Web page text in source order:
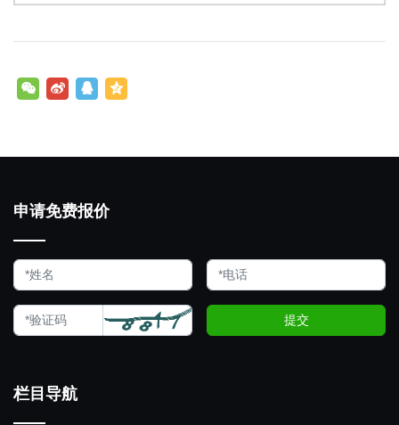
申请免费报价
提交
栏目导航